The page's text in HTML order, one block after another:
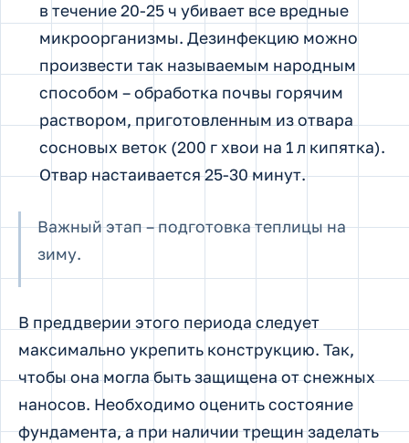
в течение 20-25 ч убивает все вредные
микроорганизмы. Дезинфекцию можно
произвести так называемым народным
способом – обработка почвы горячим
раствором, приготовленным из отвара
сосновых веток (200 г хвои на 1 л кипятка).
Отвар настаивается 25-30 минут.
Важный этап – подготовка теплицы на
зиму.
В преддверии этого периода следует
максимально укрепить конструкцию. Так,
чтобы она могла быть защищена от снежных
наносов. Необходимо оценить состояние
фундамента, а при наличии трещин заделать